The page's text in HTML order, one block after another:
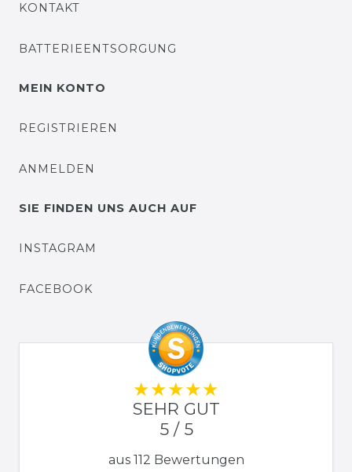
KONTAKT
BATTERIEENTSORGUNG
MEIN KONTO
REGISTRIEREN
ANMELDEN
SIE FINDEN UNS AUCH AUF
INSTAGRAM
FACEBOOK
SEHR GUT
5 / 5
aus 112 Bewertungen